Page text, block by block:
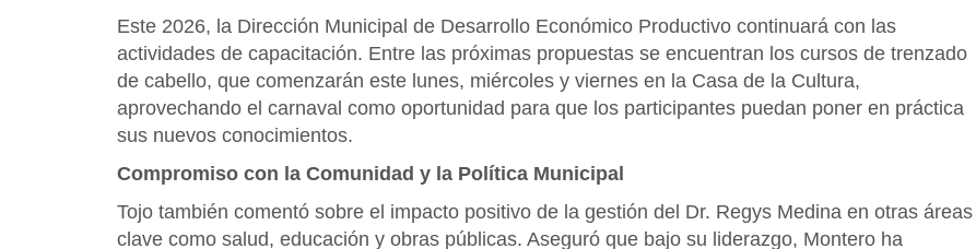
Este 2026, la Dirección Municipal de Desarrollo Económico Productivo continuará con las
actividades de capacitación. Entre las próximas propuestas se encuentran los cursos de trenzado
de cabello, que comenzarán este lunes, miércoles y viernes en la Casa de la Cultura,
aprovechando el carnaval como oportunidad para que los participantes puedan poner en práctica
sus nuevos conocimientos.
Compromiso con la Comunidad y la Política Municipal
Tojo también comentó sobre el impacto positivo de la gestión del Dr. Regys Medina en otras áreas
clave como salud, educación y obras públicas. Aseguró que bajo su liderazgo, Montero ha